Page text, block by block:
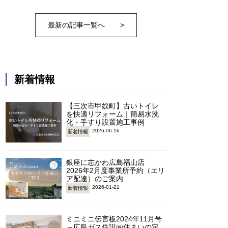
最新の記事一覧へ >
新着情報
【三次市甲奴町】古いトイレ
を快適リフォーム｜簡易水洗
化・手すり設置施工事例
新着情報 2026-06-16
銀座に志かわ広島福山店
2026年2月度事業所予約（エリ
ア配達）のご案内
新着情報 2026-01-21
ミニミニ伝言板2024年11月号